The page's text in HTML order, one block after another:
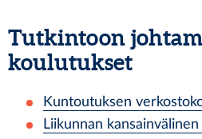
Tutkintoon
koulutukset
Kuntoutuksen
Liikunnan